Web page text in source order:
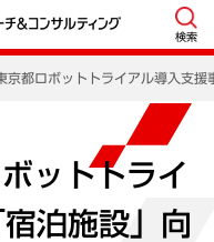
検索
京都ロボットトライアル導入支
ットトライ
泊施設」向